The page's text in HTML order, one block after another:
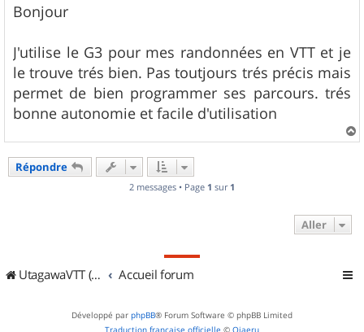
s
s
g
e
Bonjour
J'utilise le G3 pour mes randonnées en VTT et je
le trouve trés bien. Pas toutjours trés précis mais
permet de bien programmer ses parcours. trés
bonne autonomie et facile d'utilisation
a
Répondre
2 messages • Page 1 sur 1
Aller
UtagawaVTT (Randos VTT et VTTAE avec traces GPS) Accueil forum
Développé par phpBB® Forum Software © phpBB Limited
Traduction française officielle © Qiaeru